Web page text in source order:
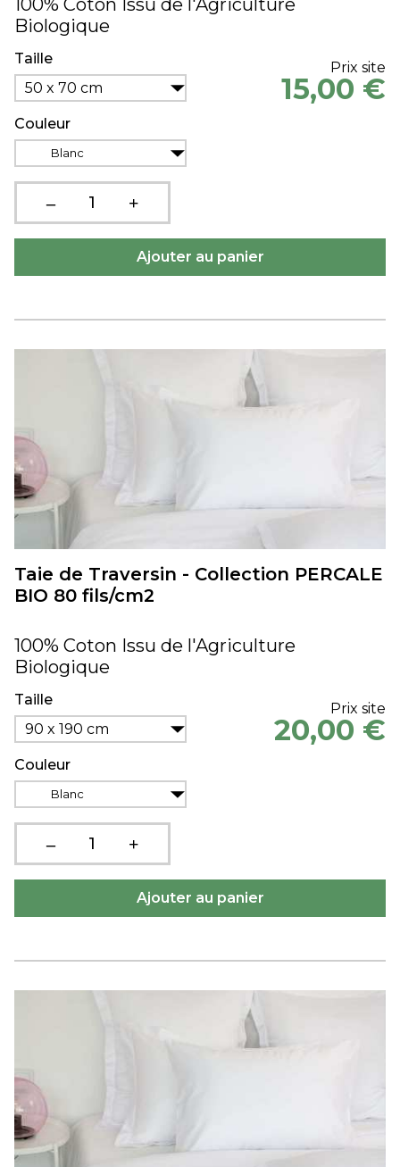
100% Coton Issu de l'Agriculture
Biologique
Taille
50 x 70 cm
Couleur
Blanc
Prix site
15,00 €
Taie de Traversin - Collection PERCALE
BIO 80 fils/cm2
100% Coton Issu de l'Agriculture
Biologique
Taille
90 x 190 cm
Couleur
Blanc
Prix site
20,00 €